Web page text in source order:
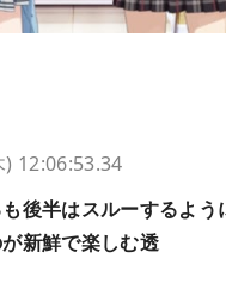
12:06:53.34
後半はスルーするよう
新鮮で楽しむ透